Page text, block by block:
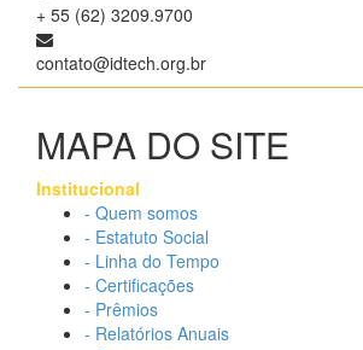
+ 55 (62) 3209.9700
contato@idtech.org.br
MAPA DO SITE
Institucional
- Quem somos
- Estatuto Social
- Linha do Tempo
- Certificações
- Prêmios
- Relatórios Anuais